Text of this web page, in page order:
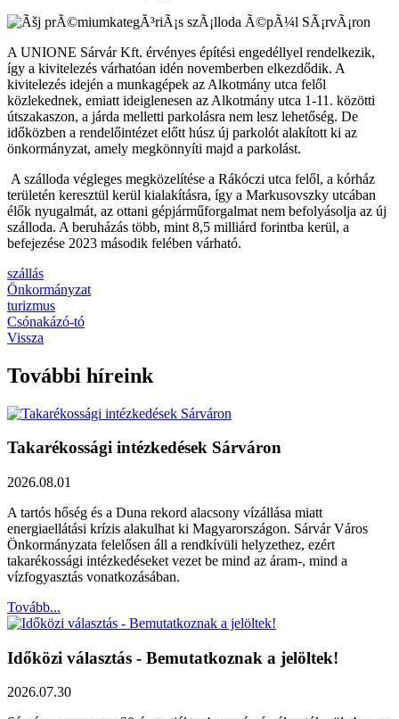
A UNIONE Sárvár Kft. érvényes építési engedéllyel rendelkezik,
így a kivitelezés várhatóan idén novemberben elkezdődik. A
kivitelezés idején a munkagépek az Alkotmány utca felől
közlekednek, emiatt ideiglenesen az Alkotmány utca 1-11. közötti
útszakaszon, a járda melletti parkolásra nem lesz lehetőség. De
időközben a rendelőintézet előtt húsz új parkolót alakított ki az
önkormányzat, amely megkönnyíti majd a parkolást.
A szálloda végleges megközelítése a Rákóczi utca felől, a kórház
területén keresztül kerül kialakításra, így a Markusovszky utcában
élők nyugalmát, az ottani gépjárműforgalmat nem befolyásolja az új
szálloda. A beruházás több, mint 8,5 milliárd forintba kerül, a
befejezése 2023 második felében várható.
szállás
Önkormányzat
turizmus
Csónakázó-tó
Vissza
További híreink
Takarékossági intézkedések Sárváron
2026.08.01
A tartós hőség és a Duna rekord alacsony vízállása miatt
energiaellátási krízis alakulhat ki Magyarországon. Sárvár Város
Önkormányzata felelősen áll a rendkívüli helyzethez, ezért
takarékossági intézkedéseket vezet be mind az áram-, mind a
vízfogyasztás vonatkozásában.
Tovább...
Időközi választás - Bemutatkoznak a jelöltek!
2026.07.30